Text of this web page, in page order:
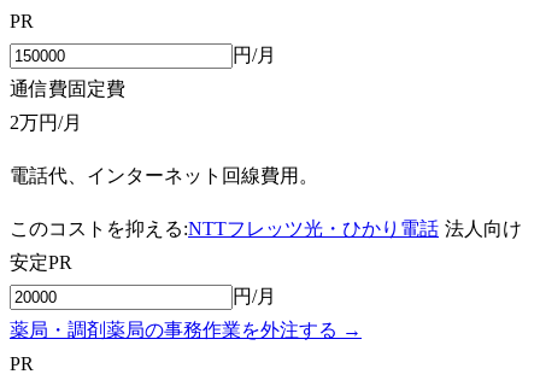
PR
円/月
通信費固定費
2万円/月
電話代、インターネット回線費用。
このコストを抑える:NTTフレッツ光・ひかり電話 法人向け
安定PR
円/月
薬局・調剤薬局の事務作業を外注する →
PR